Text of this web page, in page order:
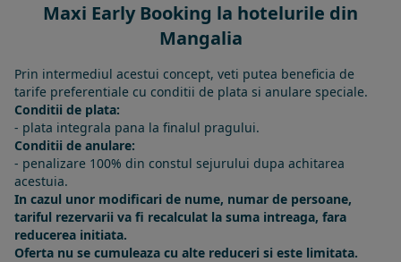
Maxi Early Booking la hotelurile din
Mangalia
Prin intermediul acestui concept, veti putea beneficia de
tarife preferentiale cu conditii de plata si anulare speciale.
Conditii de plata:
- plata integrala pana la finalul pragului.
Conditii de anulare:
- penalizare 100% din constul sejurului dupa achitarea
acestuia.
In cazul unor modificari de nume, numar de persoane,
tariful rezervarii va fi recalculat la suma intreaga, fara
reducerea initiata.
Oferta nu se cumuleaza cu alte reduceri si este limitata.